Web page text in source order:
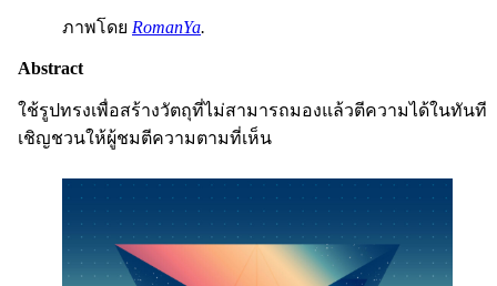
ภาพโดย RomanYa.
Abstract
ใช้รูปทรงเพื่อสร้างวัตถุที่ไม่สามารถมองแล้วตีความได้ในทันที
เชิญชวนให้ผู้ชมตีความตามที่เห็น